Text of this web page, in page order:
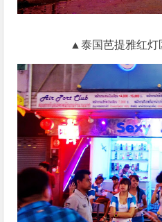
▲泰国芭提雅红灯